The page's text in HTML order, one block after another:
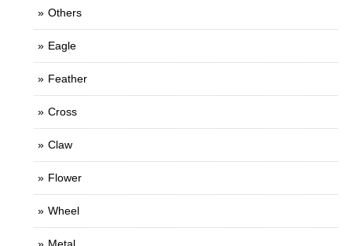
Others
Eagle
Feather
Cross
Claw
Flower
Wheel